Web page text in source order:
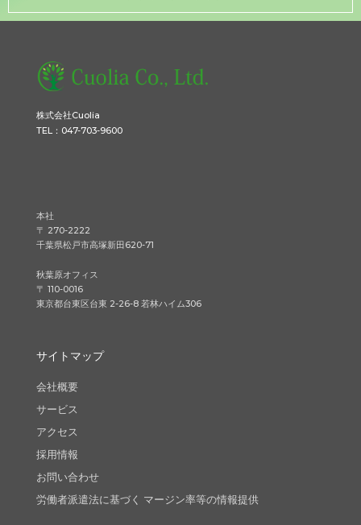
株式会社Cuolia
TEL：047-703-9600
本社
〒 270-2222
千葉県松戸市高塚新田620-71
秋葉原オフィス
〒 110-0016
東京都台東区台東 2-26-8 若林ハイム306
サイトマップ
会社概要
サービス
アクセス
採用情報
お問い合わせ
労働者派遣法に基づく マージン率等の情報提供